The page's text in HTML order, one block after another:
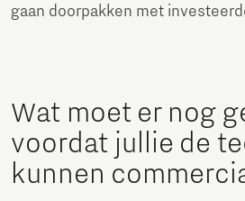
gaan doorpakken met
Wat moet er nog
voordat jullie de
kunnen